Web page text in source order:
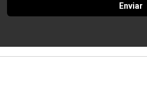
Enviar